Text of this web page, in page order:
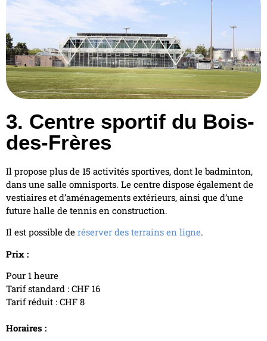
3. Centre sportif du Bois-
des-Frères
Il propose plus de 15 activités sportives, dont le badminton,
dans une salle omnisports. Le centre dispose également de
vestiaires et d’aménagements extérieurs, ainsi que d’une
future halle de tennis en construction.
Il est possible de réserver des terrains en ligne.
Prix :
Pour 1 heure
Tarif standard : CHF 16
Tarif réduit : CHF 8
Horaires :